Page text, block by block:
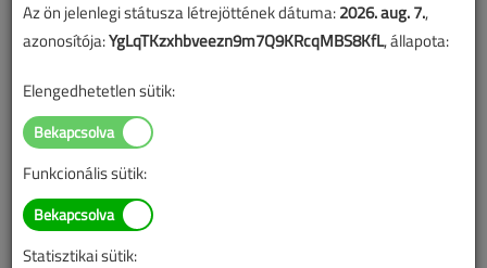
Épületgépészet
A technológia árnyékában
2020/5. lapszám
Figylem! Ez a cikk 6 éve frissült utoljára. A benne szereplő
információk mára aktualitásukat veszíthették, valamint a tartalom
helyenként hiányos lehet (képek, táblázatok stb.).
Az ön jelenlegi státusza létrejöttének dátuma:2026. aug. 7.,
azonosítója:YgLqTKzxhbveezn9m7Q9KRcqMBS8KfL, állapota:
Elengedhetetlen sütik:
Funkcionális sütik:
Statisztikai sütik: